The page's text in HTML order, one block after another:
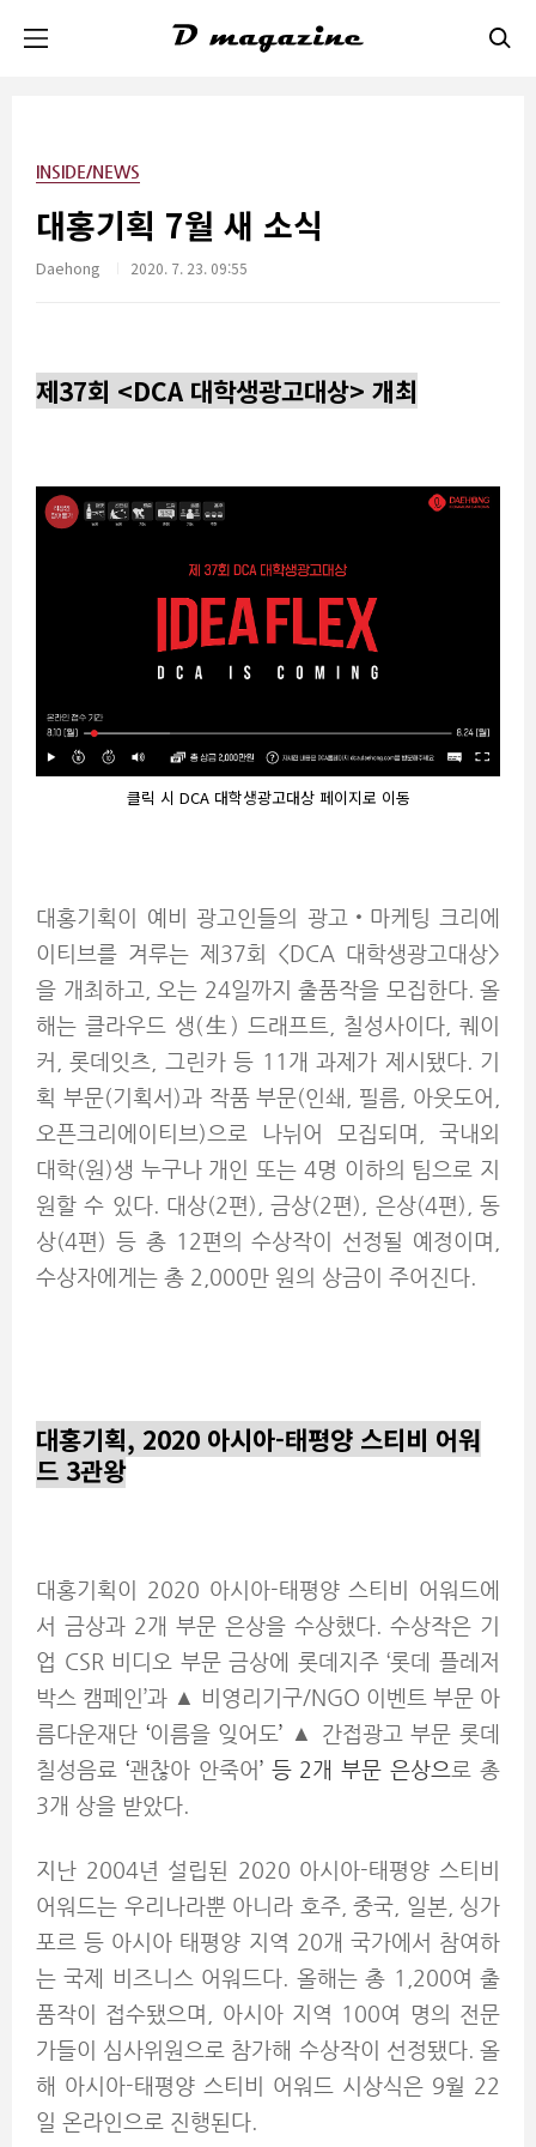
INSIDE/NEWS
대홍기획 7월 새 소식
Daehong 2020. 7. 23. 09:55
제37회 <DCA 대학생광고대상> 개최
클릭 시 DCA 대학생광고대상 페이지로 이동
대홍기획이 예비 광고인들의 광고‧ 마케팅 크리에
이티브를 겨루는 제37회 <DCA 대학생광고대상>
을 개최하고, 오는 24일까지 출품작을 모집한다. 올
해는 클라우드 생(生) 드래프트, 칠성사이다, 퀘이
커, 롯데잇츠, 그린카 등 11개 과제가 제시됐다. 기
획 부문(기획서)과 작품 부문(인쇄, 필름, 아웃도어,
오픈크리에이티브)으로 나뉘어 모집되며, 국내외
대학(원)생 누구나 개인 또는 4명 이하의 팀으로 지
원할 수 있다. 대상(2편), 금상(2편), 은상(4편), 동
상(4편) 등 총 12편의 수상작이 선정될 예정이며,
수상자에게는 총 2,000만 원의 상금이 주어진다.
대홍기획, 2020 아시아-태평양 스티비 어워
드 3관왕
대홍기획이 2020 아시아-태평양 스티비 어워드에
서 금상과 2개 부문 은상을 수상했다. 수상작은 기
업 CSR 비디오 부문 금상에 롯데지주 ‘롯데 플레저
박스 캠페인’과 ▲ 비영리기구/NGO 이벤트 부문 아
름다운재단 ‘이름을 잊어도’ ▲ 간접광고 부문 롯데
칠성음료 ‘괜찮아 안죽어’ 등 2개 부문 은상으로 총
3개 상을 받았다.
지난 2004년 설립된 2020 아시아-태평양 스티비
어워드는 우리나라뿐 아니라 호주, 중국, 일본, 싱가
포르 등 아시아 태평양 지역 20개 국가에서 참여하
는 국제 비즈니스 어워드다. 올해는 총 1,200여 출
품작이 접수됐으며, 아시아 지역 100여 명의 전문
가들이 심사위원으로 참가해 수상작이 선정됐다. 올
해 아시아-태평양 스티비 어워드 시상식은 9월 22
일 온라인으로 진행된다.